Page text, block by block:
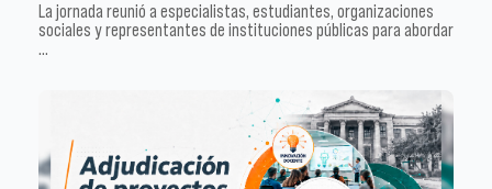
La jornada reunió a especialistas, estudiantes, organizaciones
sociales y representantes de instituciones públicas para abordar
…